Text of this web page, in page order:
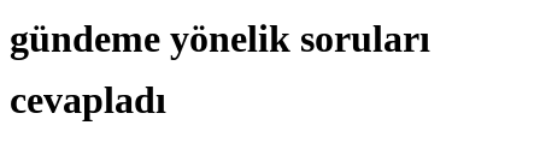
gündeme yönelik soruları
cevapladı